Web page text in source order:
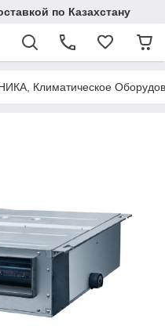
по Казахстану
Климатическое